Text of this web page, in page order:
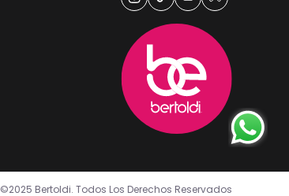
©2025 Bertoldi. Todos Los Derechos Reservados